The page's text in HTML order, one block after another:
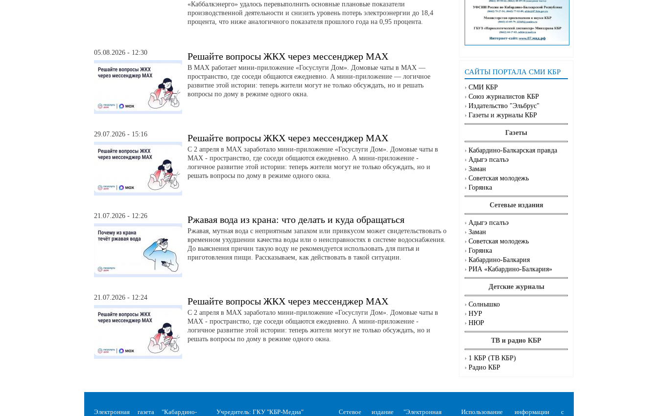
САЙТЫ ПОРТАЛА СМИ КБР
СМИ КБР
Союз журналистов КБР
Издательство "Эльбрус"
Газеты и журналы КБР
Газеты
Кабардино-Балкарская правда
Адыгэ псалъэ
Заман
Советская молодежь
Горянка
Сетевые издания
Адыгэ псалъэ
Заман
Советская молодежь
Горянка
Кабардино-Балкария
РИА «Кабардино-Балкария»
Детские журналы
Солнышко
НУР
НЮР
ТВ и радио КБР
1 КБР (ТВ КБР)
Радио КБР
«Каббалкэнерго» удалось перевыполнить основные плановые показатели
производственной деятельности и снизить уровень потерь электроэнергии до 18,4
процента, что ниже аналогичного показателя прошлого года на 0,95 процента.
05.08.2026 - 12:30 Решайте вопросы ЖКХ через мессенджер MAX
В MAX работает мини-приложение «Госуслуги Дом». Домовые чаты в MAX —
пространство, где соседи общаются ежедневно. А мини-приложение — логичное
развитие этой истории: теперь жители могут не только обсуждать, но и решать
вопросы по дому в режиме одного окна.
29.07.2026 - 15:16 Решайте вопросы ЖКХ через мессенджер MAX
С 2 апреля в MAX заработало мини-приложение «Госуслуги Дом». Домовые чаты в
MAX - пространство, где соседи общаются ежедневно. А мини-приложение -
логичное развитие этой истории: теперь жители могут не только обсуждать, но и
решать вопросы по дому в режиме одного окна.
21.07.2026 - 12:26 Ржавая вода из крана: что делать и куда обращаться
Ржавая, мутная вода с неприятным запахом или привкусом может свидетельствовать о
временном ухудшении качества воды или о неисправностях в системе водоснабжения.
До выяснения причин такую воду не рекомендуется использовать для питья и
приготовления пищи. Рассказываем, как действовать в такой ситуации.
21.07.2026 - 12:24 Решайте вопросы ЖКХ через мессенджер MAX
С 2 апреля в MAX заработало мини-приложение «Госуслуги Дом». Домовые чаты в
MAX - пространство, где соседи общаются ежедневно. А мини-приложение -
логичное развитие этой истории: теперь жители могут не только обсуждать, но и
решать вопросы по дому в режиме одного окна.
Электронная газета "Кабардино- Учредитель: ГКУ "КБР-Медиа" Сетевое издание "Электронная Использование информации с